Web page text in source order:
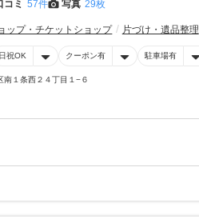
コミ 57件 写真 29枚
ップ・チケットショップ 片づけ・遺品整理
日祝OK クーポン有 駐車場有
南１条西２４丁目１−６